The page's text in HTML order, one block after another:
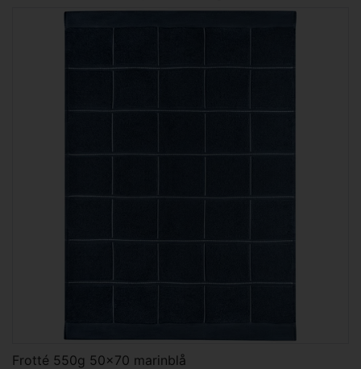
Frotté 550g 50x70 marinblå